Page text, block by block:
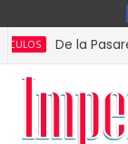
De la Pasarela